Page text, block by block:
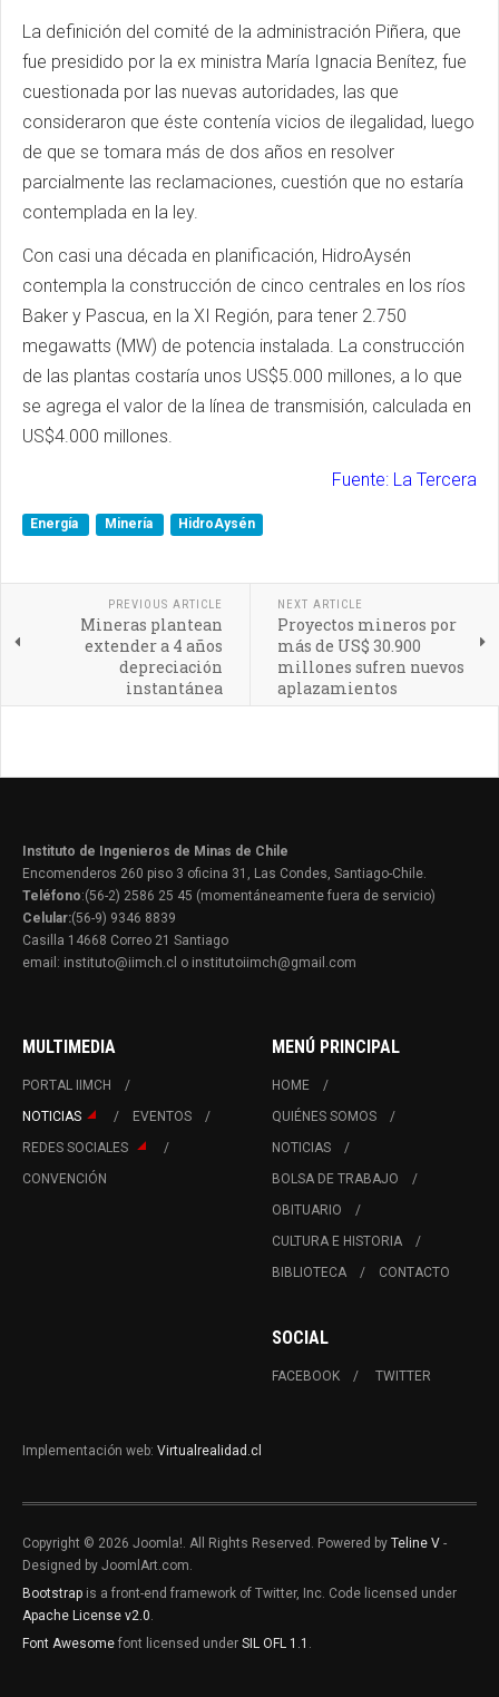
La definición del comité de la administración Piñera, que
fue presidido por la ex ministra María Ignacia Benítez, fue
cuestionada por las nuevas autoridades, las que
consideraron que éste contenía vicios de ilegalidad, luego
de que se tomara más de dos años en resolver
parcialmente las reclamaciones, cuestión que no estaría
contemplada en la ley.
Con casi una década en planificación, HidroAysén
contempla la construcción de cinco centrales en los ríos
Baker y Pascua, en la XI Región, para tener 2.750
megawatts (MW) de potencia instalada. La construcción
de las plantas costaría unos US$5.000 millones, a lo que
se agrega el valor de la línea de transmisión, calculada en
US$4.000 millones.
Fuente: La Tercera
Energía Minería HidroAysén
PREVIOUS ARTICLE
Mineras plantean
extender a 4 años
depreciación
instantánea
NEXT ARTICLE
Proyectos mineros por
más de US$ 30.900
millones sufren nuevos
aplazamientos
Instituto de Ingenieros de Minas de Chile
Encomenderos 260 piso 3 oficina 31, Las Condes, Santiago-Chile.
Teléfono:(56-2) 2586 25 45 (momentáneamente fuera de servicio)
Celular:(56-9) 9346 8839
Casilla 14668 Correo 21 Santiago
email: instituto@iimch.cl o institutoiimch@gmail.com
MULTIMEDIA
PORTAL IIMCH
NOTICIAS
EVENTOS
REDES SOCIALES
CONVENCIÓN
MENÚ PRINCIPAL
HOME
QUIÉNES SOMOS
NOTICIAS
BOLSA DE TRABAJO
OBITUARIO
CULTURA E HISTORIA
BIBLIOTECA
CONTACTO
SOCIAL
FACEBOOK TWITTER
Implementación web: Virtualrealidad.cl
Copyright © 2026 Joomla!. All Rights Reserved. Powered by Teline V -
Designed by JoomlArt.com.
Bootstrap is a front-end framework of Twitter, Inc. Code licensed under
Apache License v2.0
Font Awesome font licensed under SIL OFL 1.1